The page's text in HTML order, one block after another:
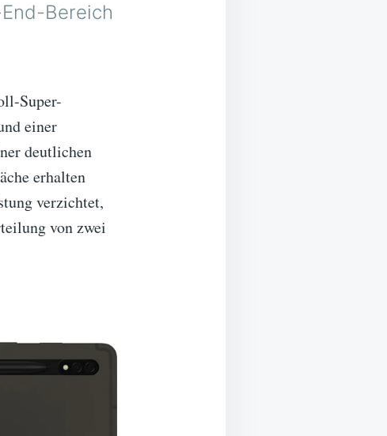
Bereich
Super-
einer
deutlichen
erhalten
verzichtet,
von zwei